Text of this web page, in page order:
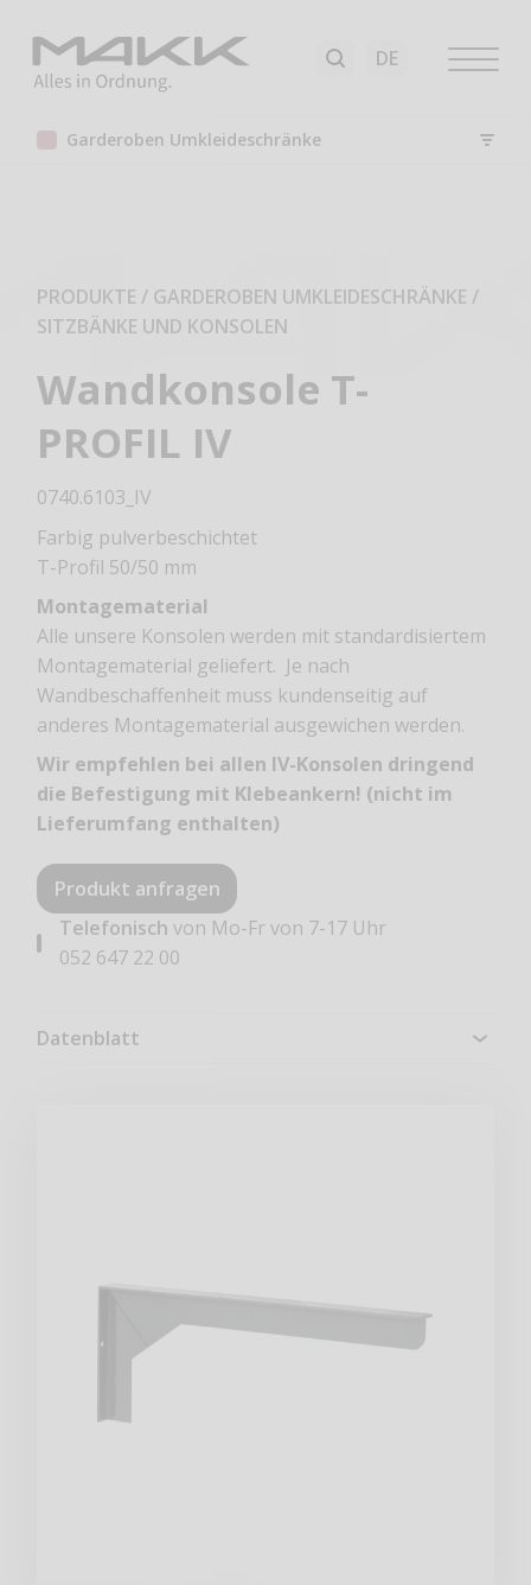
Garderoben Umkleideschränke
PRODUKTE / GARDEROBEN UMKLEIDESCHRÄNKE /
SITZBÄNKE UND KONSOLEN
Wandkonsole T-
PROFIL IV
0740.6103_IV
Farbig pulverbeschichtet
T-Profil 50/50 mm
Montagematerial
Alle unsere Konsolen werden mit standardisiertem
Montagematerial geliefert. Je nach
Wandbeschaffenheit muss kundenseitig auf
anderes Montagematerial ausgewichen werden.
Wir empfehlen bei allen IV-Konsolen dringend
die Befestigung mit Klebeankern! (nicht im
Lieferumfang enthalten)
Produkt anfragen
Telefonisch von Mo-Fr von 7-17 Uhr
052 647 22 00
Datenblatt